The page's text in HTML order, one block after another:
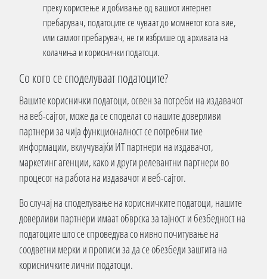
преку користење и добивање од вашиот интернет
пребарувач, податоците се чуваат до момнетот кога вие,
или самиот пребарувач, не ги избрише од архивата на
колачиња и кориснички податоци.
Со кого се споделуваат податоците?
Вашите кориснички податоци, освен за потреби на издавачот
на веб-сајтот, може да се споделат со нашите доверливи
партнери за чија функционалност се потребни тие
информации, вклучувајќи ИТ партнери на издавачот,
маркетинг агенции, како и други релевантни партнери во
процесот на работа на издавачот и веб-сајтот.
Во случај на споделување на корисничките податоци, нашите
доверливи партнери имаат обврска за тајност и безбедност на
податоците што се спроведува со нивно почитување на
соодветни мерки и прописи за да се обезбеди заштита на
корисничките лични податоци.